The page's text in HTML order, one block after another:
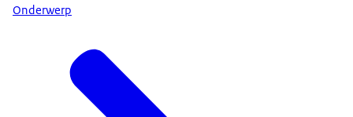
Onderwerp